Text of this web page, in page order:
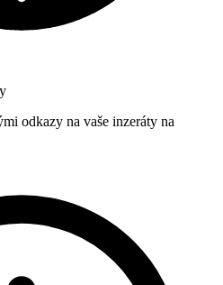
odkazy na vaše inzeráty na